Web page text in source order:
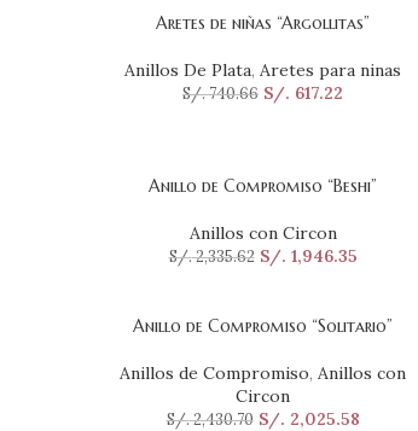
AÑADIR AL CARRITO
Aretes de niñas “Argollitas”
Anillos De Plata, Aretes para ninas
S/.740.66 S/. 617.22
SELECCIONAR OPCIONES
Anillo de Compromiso “Beshi”
Anillos con Circon
S/.2,335.62 S/. 1,946.35
SELECCIONAR OPCIONES
Anillo de Compromiso “Solitario”
Anillos de Compromiso, Anillos con
Circon
S/.2,430.70 S/. 2,025.58